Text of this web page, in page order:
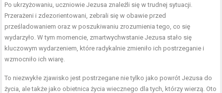
Po ukrzyżowaniu, uczniowie Jezusa znaleźli się w trudnej sytuacji.
Przerażeni i zdezorientowani, zebrali się w obawie przed
prześladowaniem oraz w poszukiwaniu zrozumienia tego, co się
wydarzyło. W tym momencie, zmartwychwstanie Jezusa stało się
kluczowym wydarzeniem, które radykalnie zmieniło ich postrzeganie i
wzmocniło ich wiarę.
To niezwykłe zjawisko jest postrzegane nie tylko jako powrót Jezusa do
życia, ale także jako obietnica życia wiecznego dla tych, którzy wierzą. Oto